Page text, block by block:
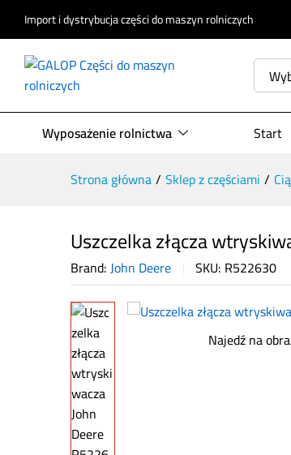
Import i dystrybucja części do maszyn rolniczych
Wyposażenie rolnictwa Start
Strona główna/ Sklep z częściami /
Uszczelka złącza
Brand:John Deere SKU: R522630
Najedź na
Uszczelka złącza